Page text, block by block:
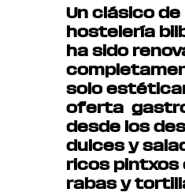
Un clásico de
hostelería
ha sido
solo
oferta
desde los
dulces y
ricos pintxos
rabas y